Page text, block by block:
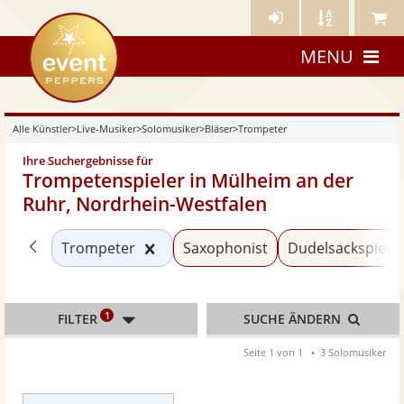
Künstler- Künstler Meine
eventpeppers
MENU
Alle Künstler>Live-Musiker>Solomusiker>Bläser>Trompeter
Ihre Suchergebnisse für
Trompetenspieler in Mülheim an der
Ruhr, Nordrhein-Westfalen
Zurück zu «Bläser»
Trompeter Kategorie «Trompeter»
Saxophonist Dudelsackspieler
FILTER 1 SUCHE ÄNDERN
Seite 1 von 1 3 Solomusiker